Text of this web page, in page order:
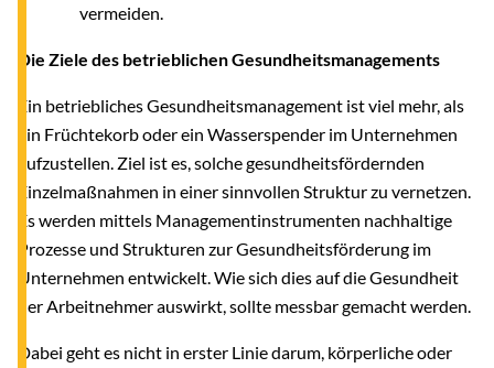
vermeiden.
Die Ziele des betrieblichen Gesundheitsmanagements
Ein betriebliches Gesundheitsmanagement ist viel mehr, als
ein Früchtekorb oder ein Wasserspender im Unternehmen
aufzustellen. Ziel ist es, solche gesundheitsfördernden
Einzelmaßnahmen in einer sinnvollen Struktur zu vernetzen.
Es werden mittels Managementinstrumenten nachhaltige
Prozesse und Strukturen zur Gesundheitsförderung im
Unternehmen entwickelt. Wie sich dies auf die Gesundheit
der Arbeitnehmer auswirkt, sollte messbar gemacht werden.
Dabei geht es nicht in erster Linie darum, körperliche oder